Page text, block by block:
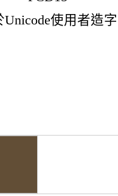
Unicode使用者造